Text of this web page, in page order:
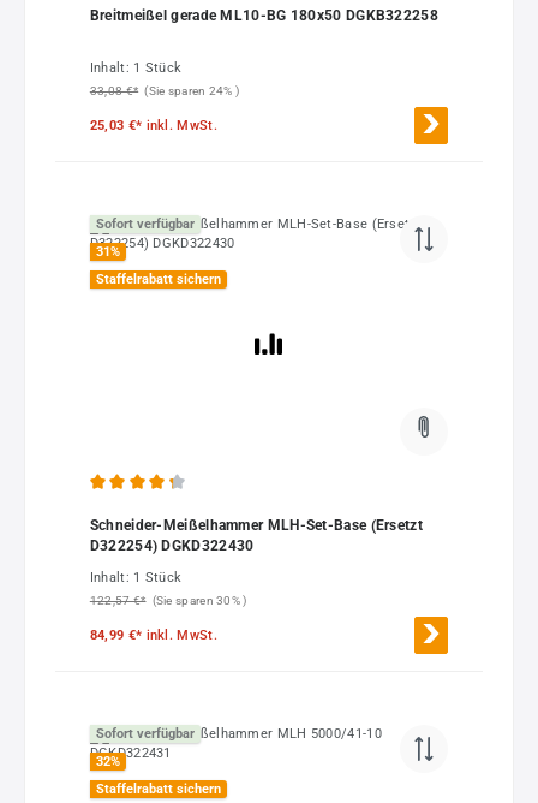
Breitmeißel gerade ML10-BG 180x50 DGKB322258
Inhalt: 1 Stück
33,08 €* (Sie sparen 24% )
25,03 €* inkl. MwSt.
Sofort verfügbar
31%
Staffelrabatt sichern
Schneider-Meißelhammer MLH-Set-Base (Ersetzt
D322254) DGKD322430
Inhalt: 1 Stück
122,57 €* (Sie sparen 30% )
84,99 €* inkl. MwSt.
Sofort verfügbar
32%
Staffelrabatt sichern